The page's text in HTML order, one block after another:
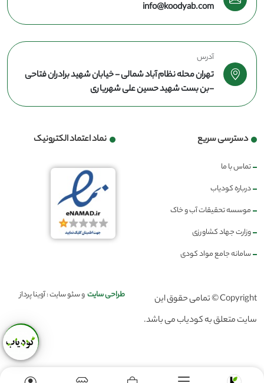
info@koodyab.com
آدرس
تهران محله نظام آباد شمالی - خیابان شهید برادران فتاحی
-بن بست شهید حسین علی شهریاری
دسترسی سریع
تماس با ما
درباره کودیاب
موسسه تحقیقات آب و خاک
وزارت جهاد کشاورزی
سامانه جامع مواد کودی
نماد اعتماد الکترونیک
Copyright © تمامی حقوق این
سایت متعلق به کودیاب می باشد.
طراحی سایتو سئو سایت : آوینا پرداز